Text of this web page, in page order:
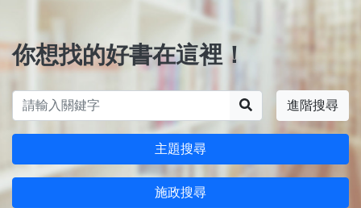
你想找的好書在這裡！
進階搜尋
主題搜尋
施政搜尋